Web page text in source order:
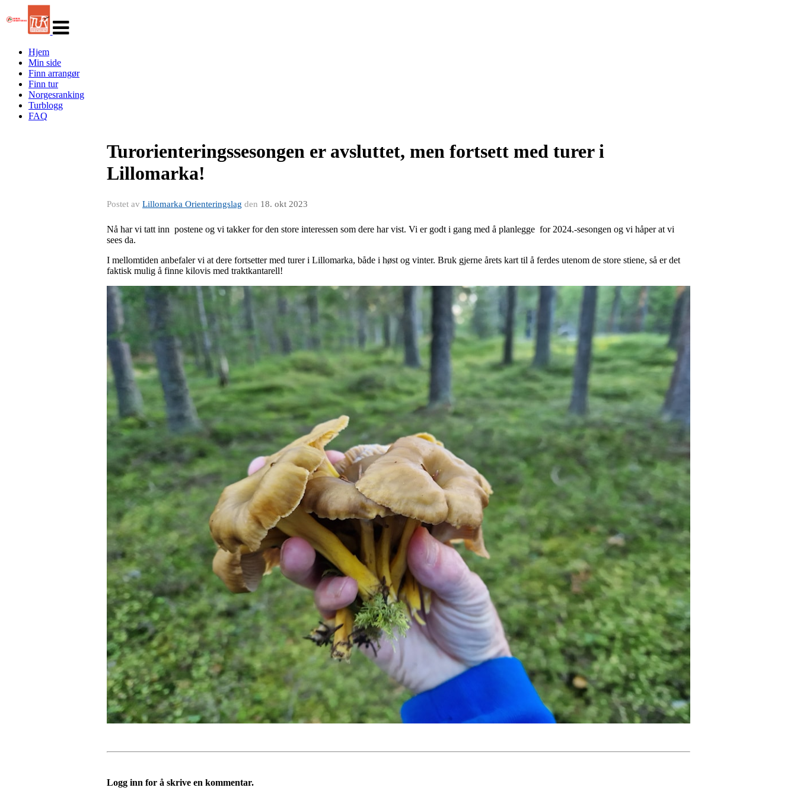
navigasjon
Hjem
Min side
Finn arrangør
Finn tur
Norgesranking
Turblogg
FAQ
Turorienteringssesongen er avsluttet, men fortsett med turer i
Lillomarka!
Postet av Lillomarka Orienteringslag den 18. okt 2023
Nå har vi tatt inn postene og vi takker for den store interessen som dere har vist. Vi er godt i gang med å planlegge for 2024.-sesongen og vi håper at vi
sees da.
I mellomtiden anbefaler vi at dere fortsetter med turer i Lillomarka, både i høst og vinter. Bruk gjerne årets kart til å ferdes utenom de store stiene, så er det
faktisk mulig å finne kilovis med traktkantarell!
Logg inn for å skrive en kommentar.